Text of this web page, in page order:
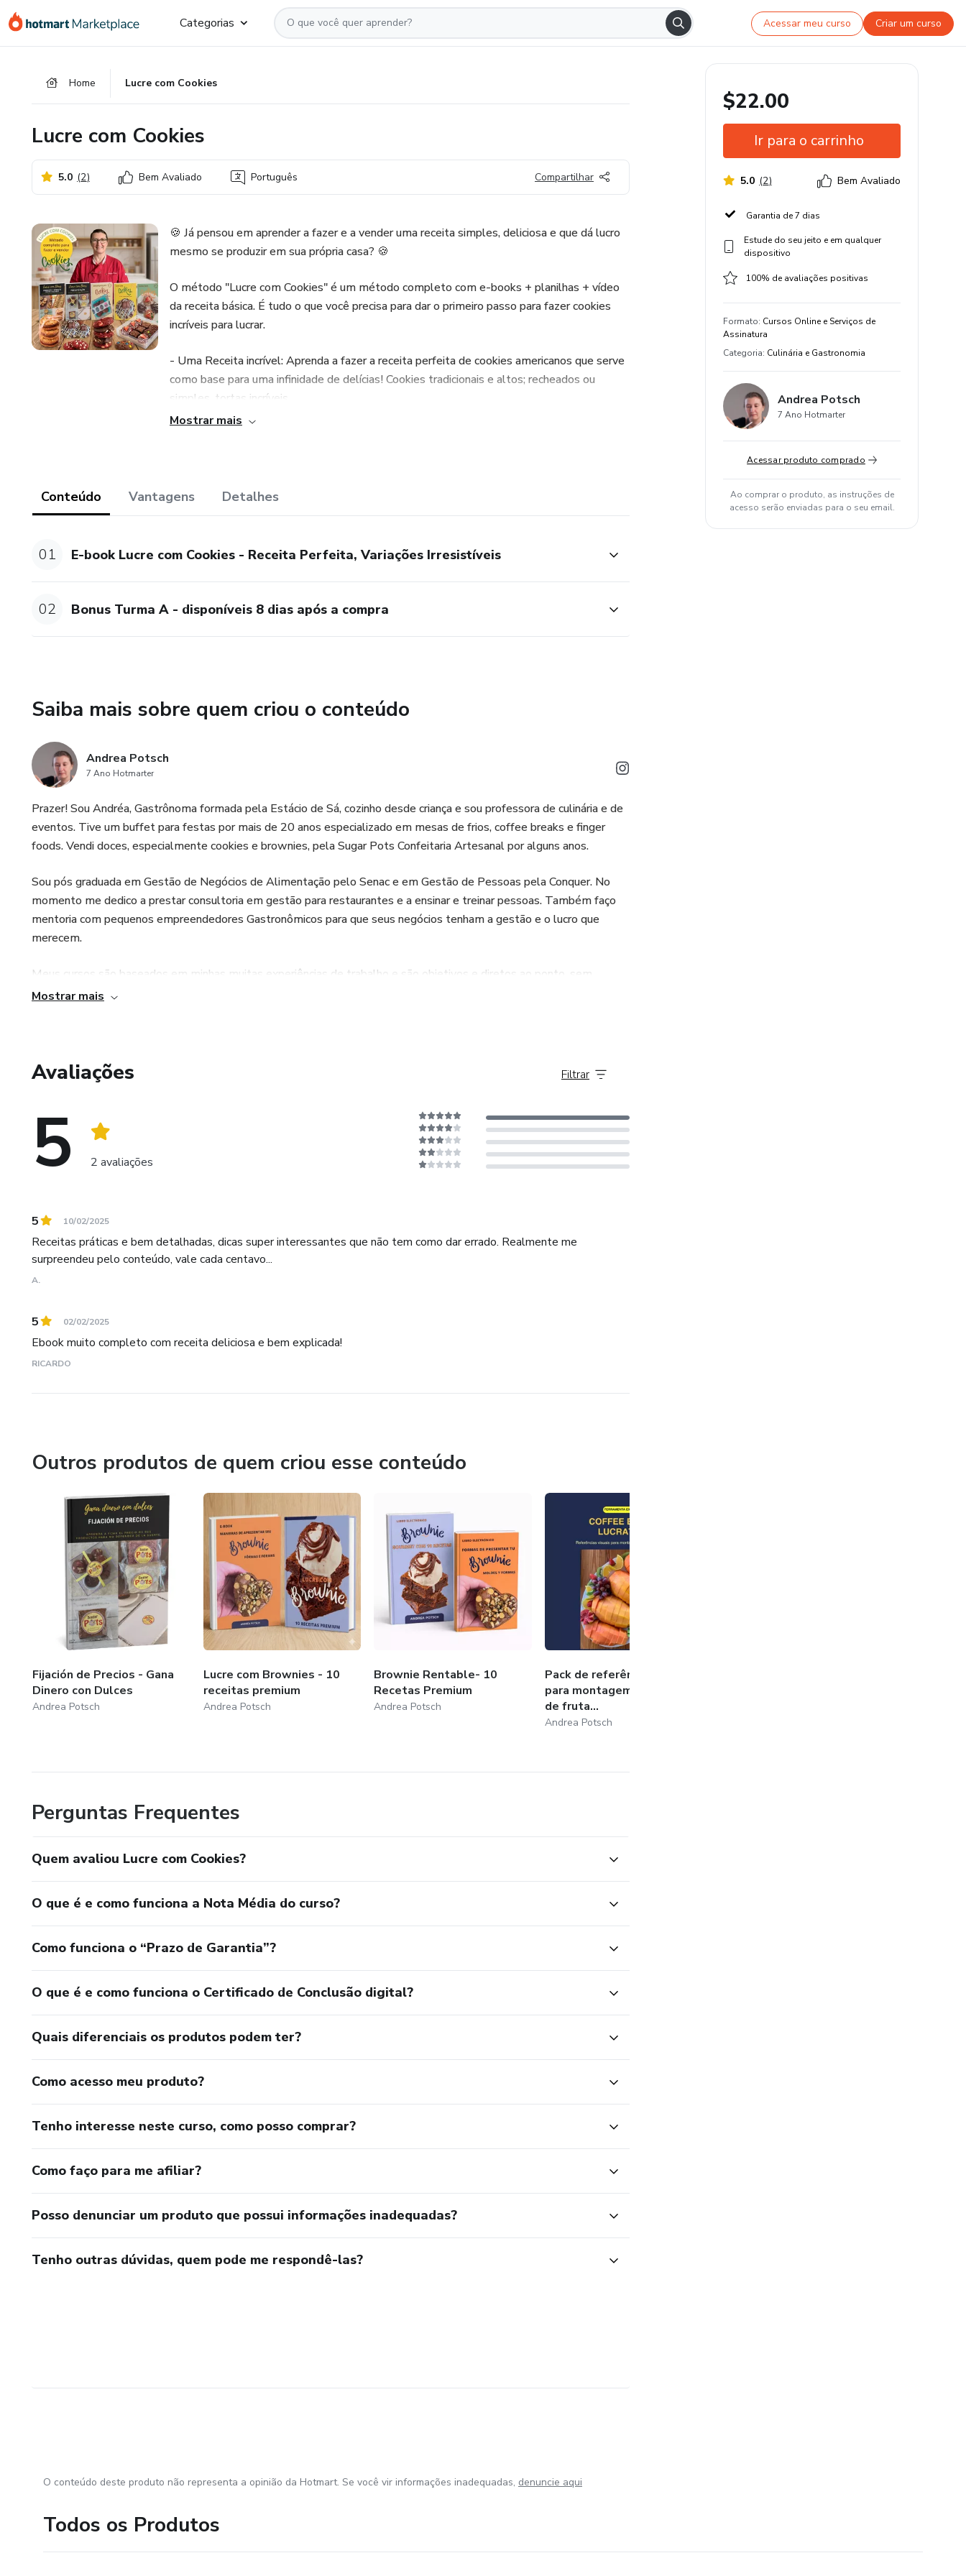
para
para
para
Categorias Acessar meu curso Criar um curso
Home Lucre com Cookies
Lucre com Cookies
5.0 (2) Bem Avaliado Português Compartilhar
🍪 Já pensou em aprender a fazer e a vender uma receita simples, deliciosa e que dá lucro
mesmo se produzir em sua própria casa? 🍪
O método "Lucre com Cookies" é um método completo com e-books + planilhas + vídeo
da receita básica. É tudo o que você precisa para dar o primeiro passo para fazer cookies
incríveis para lucrar.
- Uma Receita incrível: Aprenda a fazer a receita perfeita de cookies americanos que serve
como base para uma infinidade de delícias! Cookies tradicionais e altos; recheados ou
simples, tortas incríveis.
- Mais lucro com o método - Técnicas para produzir melhor e vender mais e precificar.
Facilidade e Diversidade: A receita é simples, direta e muito bem detalhada, perfeita para
Oportunidade de negócio: Com uma receita que conquista o paladar de todos, os cookies
3 - E-book Cookies Estilo Levain/New York – produza cookies mais altos e arrase!
5 - E-book Bem Casados de Cookies
9 - Planilha de custos e planilha para calcular valores rentáveis para aplicativos
Mostrar mais
Conteúdo Vantagens Detalhes
01 E-book Lucre com Cookies - Receita Perfeita, Variações Irresistíveis
02 Bonus Turma A - disponíveis 8 dias após a compra
Saiba mais sobre quem criou o conteúdo
Andrea Potsch
7 Ano Hotmarter
Prazer! Sou Andréa, Gastrônoma formada pela Estácio de Sá, cozinho desde criança e sou professora de culinária e de
eventos. Tive um buffet para festas por mais de 20 anos especializado em mesas de frios, coffee breaks e finger
foods. Vendi doces, especialmente cookies e brownies, pela Sugar Pots Confeitaria Artesanal por alguns anos.
Sou pós graduada em Gestão de Negócios de Alimentação pelo Senac e em Gestão de Pessoas pela Conquer. No
momento me dedico a prestar consultoria em gestão para restaurantes e a ensinar e treinar pessoas. Também faço
mentoria com pequenos empreendedores Gastronômicos para que seus negócios tenham a gestão e o lucro que
merecem.
Meus cursos são baseados em minhas muitas experiências de trabalho e são objetivos e diretos ao ponto, sem
enrolação.
Mostrar mais
Avaliações
5 2 avaliações
Filtrar
5 10/02/2025
Receitas práticas e bem detalhadas, dicas super interessantes que não tem como dar errado. Realmente me
surpreendeu pelo conteúdo, vale cada centavo...
A.
5 02/02/2025
Ebook muito completo com receita deliciosa e bem explicada!
RICARDO
Outros produtos de quem criou esse conteúdo
Fijación de Precios - Gana
Dinero con Dulces
Andrea Potsch
Lucre com Brownies - 10
receitas premium
Andrea Potsch
Brownie Rentable- 10
Recetas Premium
Andrea Potsch
Pack de referências visuais
para montagem de pratos
de fruta...
Andrea Potsch
Perguntas Frequentes
Quem avaliou Lucre com Cookies?
O que é e como funciona a Nota Média do curso?
Como funciona o “Prazo de Garantia”?
O que é e como funciona o Certificado de Conclusão digital?
Quais diferenciais os produtos podem ter?
Como acesso meu produto?
Tenho interesse neste curso, como posso comprar?
Como faço para me afiliar?
Posso denunciar um produto que possui informações inadequadas?
Tenho outras dúvidas, quem pode me respondê-las?
$22.00
Ir para o carrinho
5.0 (2) Bem Avaliado
Garantia de 7 dias
Estude do seu jeito e em qualquer
dispositivo
100% de avaliações positivas
Formato: Cursos Online e Serviços de
Assinatura
Categoria: Culinária e Gastronomia
Andrea Potsch
7 Ano Hotmarter
Acessar produto comprado
Ao comprar o produto, as instruções de
acesso serão enviadas para o seu email.
O conteúdo deste produto não representa a opinião da Hotmart. Se você vir informações inadequadas, denuncie aqui
Todos os Produtos